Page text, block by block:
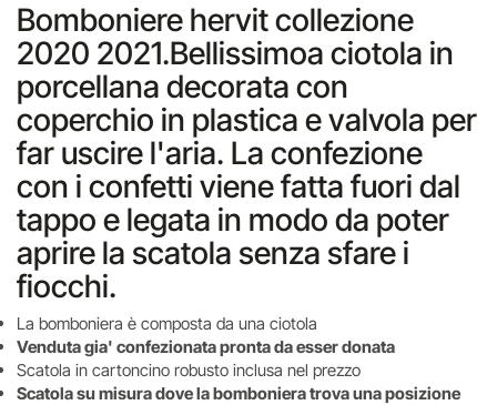
Bomboniere hervit collezione
2020 2021.Bellissimoa ciotola in
porcellana decorata con
coperchio in plastica e valvola per
far uscire l'aria. La confezione
con i confetti viene fatta fuori dal
tappo e legata in modo da poter
aprire la scatola senza sfare i
fiocchi.
La bomboniera è composta da una ciotola
Venduta gia' confezionata pronta da esser donata
Scatola in cartoncino robusto inclusa nel prezzo
Scatola su misura dove la bomboniera trova una posizione